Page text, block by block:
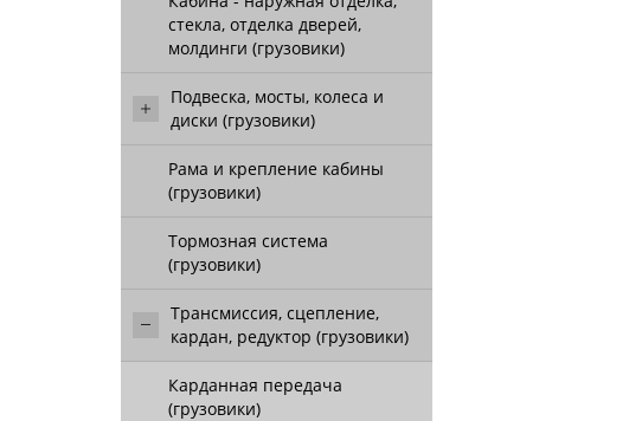
стекла, отделка дверей,
молдинги (грузовики)
Подвеска, мосты, колеса и
диски (грузовики)
Рама и крепление кабины
(грузовики)
Тормозная система
(грузовики)
Трансмиссия, сцепление,
кардан, редуктор (грузовики)
Карданная передача
(грузовики)